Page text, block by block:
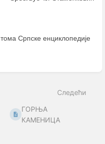
Српске енциклопедије
Следећи
ГОРЊА
КАМЕНИЦА